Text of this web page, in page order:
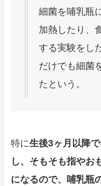
細菌を哺乳瓶
加熱したり、
する実験をし
だけでも細菌
たという。
特に生後3ヶ月以降
し、そもそも指やお
になるので、哺乳瓶